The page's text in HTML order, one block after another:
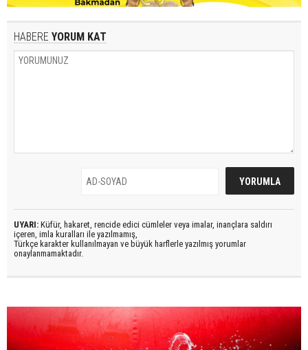
HABERE YORUM KAT
UYARI: Küfür, hakaret, rencide edici cümleler veya imalar, inançlara saldırı
içeren, imla kuralları ile yazılmamış,
Türkçe karakter kullanılmayan ve büyük harflerle yazılmış yorumlar
onaylanmamaktadır.